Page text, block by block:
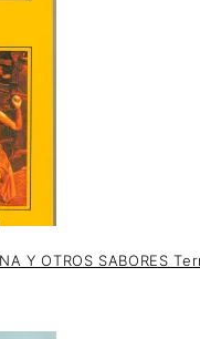
Y OTROS SABORES